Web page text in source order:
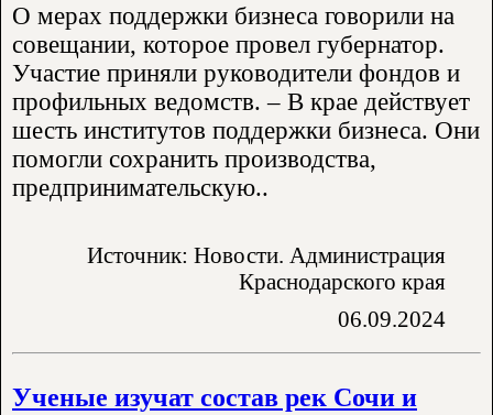
О мерах поддержки бизнеса говорили на
совещании, которое провел губернатор.
Участие приняли руководители фондов и
профильных ведомств. – В крае действует
шесть институтов поддержки бизнеса. Они
помогли сохранить производства,
предпринимательскую..
Источник: Новости. Администрация
Краснодарского края
06.09.2024
Ученые изучат состав рек Сочи и